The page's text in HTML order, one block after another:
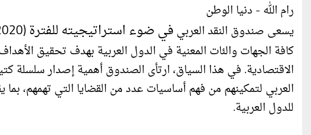
رام الله - دنيا الوطن
يسعى صندوق النقد العربي في ضوء استراتيجيته للفترة (2020-2025)،
كافة الجهات والئات المعنية في الدول العربية بهدف تحقيق
الاقتصادية. في هذا السياق، ارتأى الصندوق أهمية إصدار سلسلة
العربي لتمكينهم من فهم أساسيات عدد من القضايا التي تهمهم،
للدول العربية.